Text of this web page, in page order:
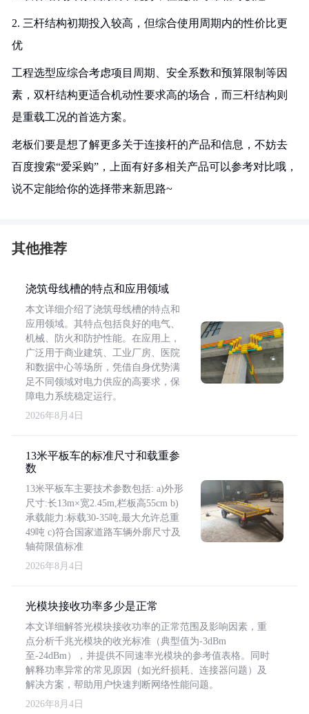
2. 三杆结构初期投入较高，但综合使用周期内的性价比更
优
工程选型应综合考虑项目周期、安全系数和预算限制等因
素，双杆结构更适合机动性要求高的场合，而三杆结构则
是重载工况的首选方案。
老板们要是想了解更多关于连接杆的产品和信息，不妨去
百度搜索“爱采购”，上面有好多相关产品可以参考对比哦，
说不定能给你的选择带来新思路~
其他推荐
浇筑母线槽的特点和应用领域
本文详细介绍了浇筑母线槽的特点和
应用领域。其特点包括良好的电气、
机械、防火和防护性能。在应用上，
广泛用于商业建筑、工业厂房、医院
和数据中心等场所，凭借自身优势满
足不同领域对电力供应的高要求，保
障电力系统稳定运行。
2026年8月4日
13米平板车的标准尺寸和载重参
数
13米平板车主要技术参数包括: a)外形
尺寸:长13m×宽2.45m,栏板高55cm b)
承载能力:标载30-35吨,最大允许总重
49吨 c)符合国家道路车辆外廓尺寸及
轴荷限值标准
2026年8月4日
光模块接收功率多少是正常
本文详细解答光模块接收功率的正常范围及影响因素，重
点分析千兆光模块的收光标准（典型值为-3dBm
至-24dBm），并提供不同速率光模块的参考值表格。同时
解释功率异常的常见原因（如光纤损耗、连接器问题）及
解决方案，帮助用户快速判断网络性能问题。
2026年8月4日